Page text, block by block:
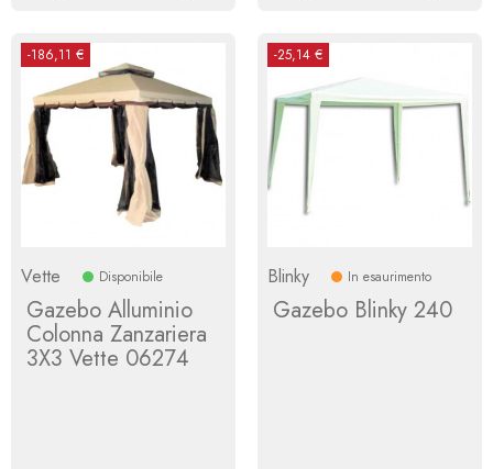
-186,11 €
Vette Disponibile
Gazebo Alluminio
Colonna Zanzariera
3X3 Vette 06274
-25,14 €
Blinky In esaurimento
Gazebo Blinky 240